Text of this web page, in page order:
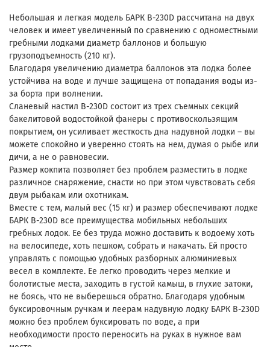
Небольшая и легкая модель БАРК B-230D рассчитана на двух
человек и имеет увеличенный по сравнению с одноместными
гребными лодками диаметр баллонов и большую
грузоподъемность (210 кг).
Благодаря увеличению диаметра баллонов эта лодка более
устойчива на воде и лучше защищена от попадания воды из-
за борта при волнении.
Сланевый настил B-230D состоит из трех съемных секций
бакелитовой водостойкой фанеры с противоскользящим
покрытием, он усиливает жесткость дна надувной лодки – вы
можете спокойно и уверенно стоять на нем, думая о рыбе или
дичи, а не о равновесии.
Размер кокпита позволяет без проблем разместить в лодке
различное снаряжение, снасти но при этом чувствовать себя
двум рыбакам или охотникам.
Вместе с тем, малый вес (15 кг) и размер обеспечивают лодке
БАРК B-230D все преимущества мобильных небольших
гребных лодок. Ее без труда можно доставить к водоему хоть
на велосипеде, хоть пешком, собрать и накачать. Ей просто
управлять с помощью удобных разборных алюминиевых
весел в комплекте. Ее легко проводить через мелкие и
болотистые места, заходить в густой камыш, в глухие затоки,
не боясь, что не выберешься обратно. Благодаря удобным
буксировочным ручкам и леерам надувную лодку БАРК B-230D
можно без проблем буксировать по воде, а при
необходимости просто переносить на руках в нужное вам